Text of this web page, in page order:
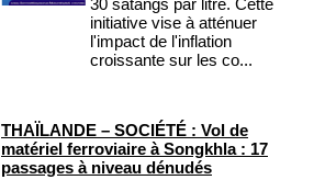
30 satangs par litre. Cette
initiative vise à atténuer
l'impact de l'inflation
croissante sur les co...
THAÏLANDE – SOCIÉTÉ : Vol de
matériel ferroviaire à Songkhla : 17
passages à niveau dénudés